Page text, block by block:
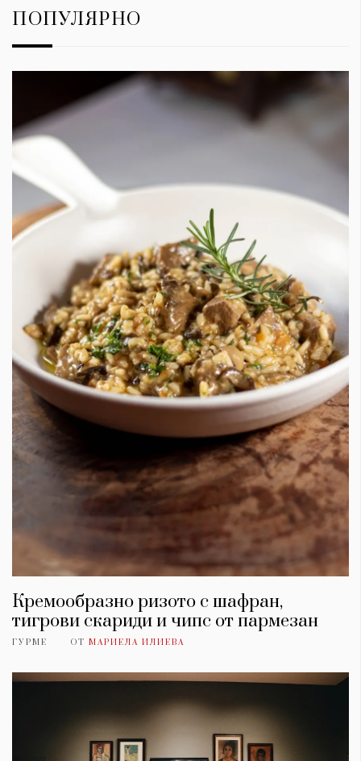
ПОПУЛЯРНО
Кремообразно ризото с шафран,
тигрови скариди и чипс от пармезан
ГУРМЕ ОТ МАРИЕЛА ИЛИЕВА
КАТЕГОРИИ
Wine&Dine
ЗА НАС
Условия за
За нас
Реклама
Политика за